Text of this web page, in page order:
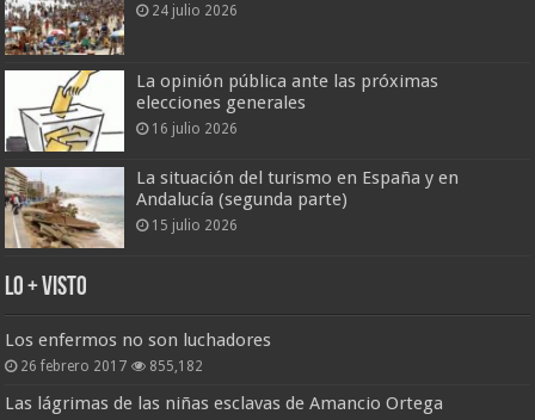
24 julio 2026
La opinión pública ante las próximas
elecciones generales
16 julio 2026
La situación del turismo en España y en
Andalucía (segunda parte)
15 julio 2026
Lo + Visto
Los enfermos no son luchadores
26 febrero 2017 855,182
Las lágrimas de las niñas esclavas de Amancio Ortega